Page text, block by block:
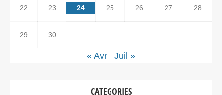
22 23 24 25 26 27 28
29 30
« Avr Juil »
CATEGORIES